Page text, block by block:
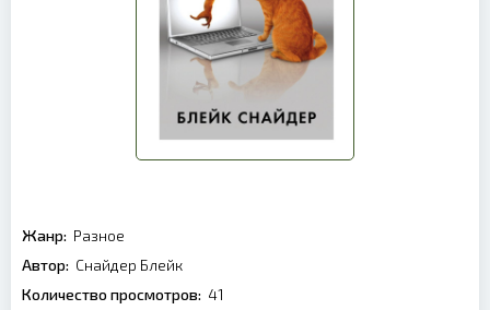
Жанр: Разное
Автор: Снайдер Блейк
Количество просмотров: 41